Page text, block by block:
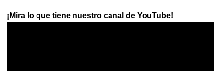
¡Mira lo que tiene nuestro canal de YouTube!